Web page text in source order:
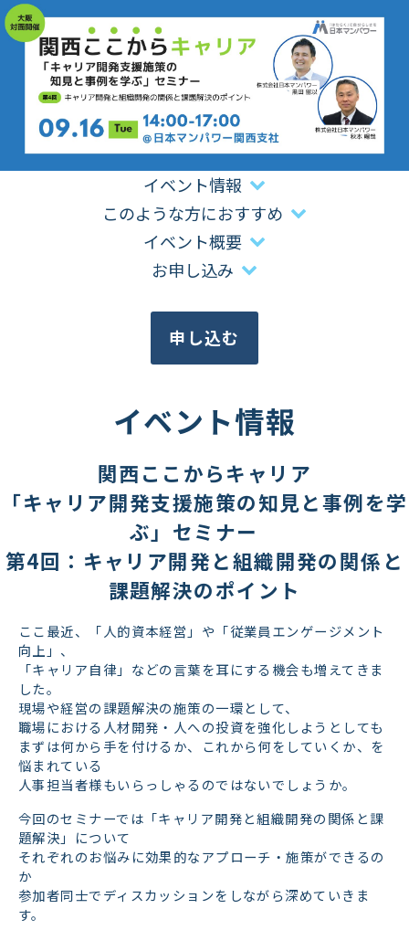
イベント情報
このような方におすすめ
イベント概要
お申し込み
申し込む
イベント情報
関西ここからキャリア
「キャリア開発支援施策の知見と事例を学
ぶ」セミナー
第4回：キャリア開発と組織開発の関係と
課題解決のポイント
ここ最近、「人的資本経営」や「従業員エンゲージメント
向上」、
「キャリア自律」などの言葉を耳にする機会も増えてきま
した。
現場や経営の課題解決の施策の一環として、
職場における人材開発・人への投資を強化しようとしても
まずは何から手を付けるか、これから何をしていくか、を
悩まれている
人事担当者様もいらっしゃるのではないでしょうか。
今回のセミナーでは「キャリア開発と組織開発の関係と課
題解決」について
それぞれのお悩みに効果的なアプローチ・施策ができるの
か
参加者同士でディスカッションをしながら深めていきま
す。